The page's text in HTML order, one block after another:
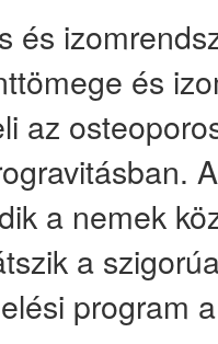
és
és
az
a nemek
a
program